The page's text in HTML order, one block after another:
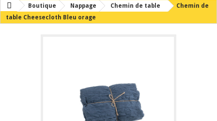
Boutique Nappage Chemin de table
Chemin de
table Cheesecloth Bleu orage